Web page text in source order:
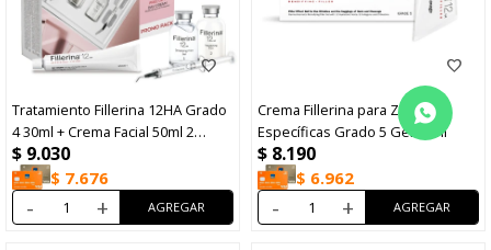
Tratamiento Fillerina 12HA Grado
4 30ml + Crema Facial 50ml 2
Unidades
$ 9.030
$ 7.676
- +
Crema Fillerina para Zonas
Específicas Grado 5 Gel 30ml
$ 8.190
$ 6.962
- +